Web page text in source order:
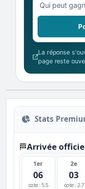
La réponse
page reste
Stats
🏁Arrivée
1er
06
cote : 5.5
2e
03
cote : 2.7